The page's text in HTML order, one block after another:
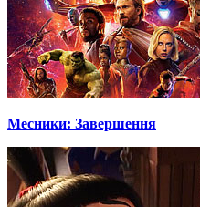
Месники: Завершення